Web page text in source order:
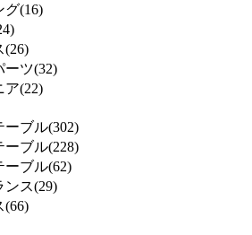
グ(16)
(26)
ーツ(32)
ア(22)
ーブル(302)
ーブル(228)
ーブル(62)
ンス(29)
(66)